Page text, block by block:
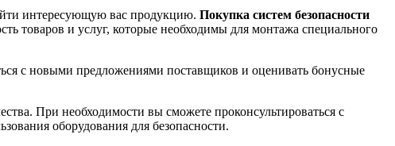
интересующую вас продукцию. Покупка систем безопасности
товаров и услуг, которые необходимы для монтажа специального
с новыми предложениями поставщиков и оценивать бонусные
При необходимости вы сможете проконсультироваться с
оборудования для безопасности.